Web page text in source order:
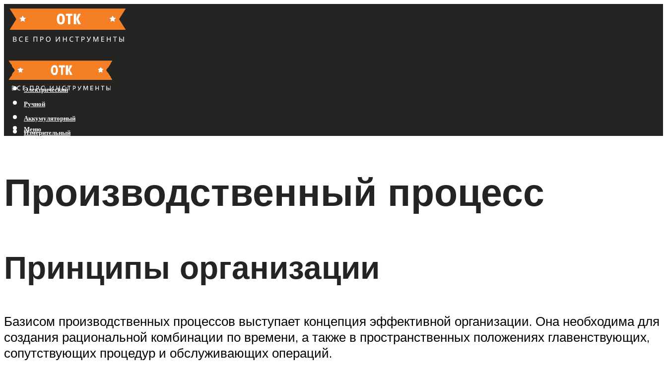
Бензиновый
Электрический
Ручной
Аккумуляторный
Измерительный
Меню
Производственный процесс
Принципы организации
Базисом производственных процессов выступает концепция эффективной организации. Она необходима для
создания рациональной комбинации по времени, а также в пространственных положениях главенствующих,
сопутствующих процедур и обслуживающих операций.